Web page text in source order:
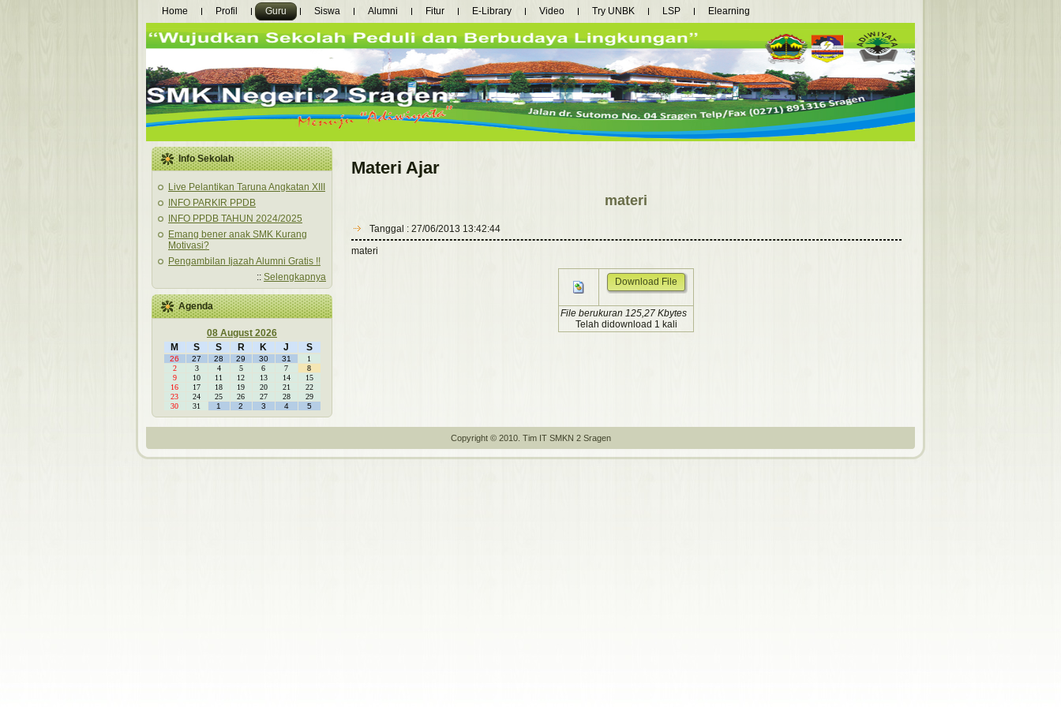
Home Profil Guru Siswa Alumni Fitur E-Library Video Try UNBK LSP Elearning
Info Sekolah
Live Pelantikan Taruna Angkatan XIII
INFO PARKIR PPDB
INFO PPDB TAHUN 2024/2025
Emang bener anak SMK Kurang
Motivasi?
Pengambilan Ijazah Alumni Gratis !!
:: Selengkapnya
Agenda
08 August 2026
M
S S R K J S
26 27 28 29 30 31
1
2
3 4 5 6 7
8
9
10 11 12 13 14
15
16
17 18 19 20 21
22
23
24 25 26 27 28
29
30
31 1 2 3 4 5
Materi Ajar
materi
Tanggal : 27/06/2013 13:42:44
materi
Download File
File berukuran 125,27 Kbytes
Telah didownload 1 kali
Copyright © 2010. Tim IT SMKN 2 Sragen